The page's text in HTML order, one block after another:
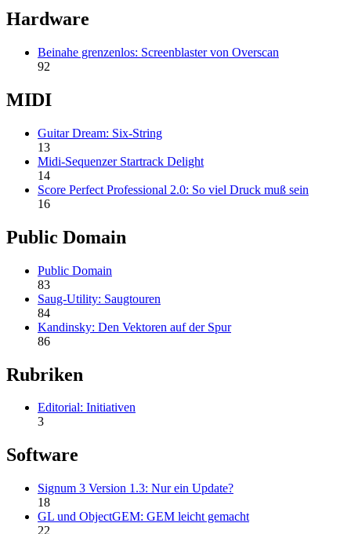
Hardware
Beinahe grenzenlos: Screenblaster von Overscan
92
MIDI
Guitar Dream: Six-String
13
Midi-Sequenzer Startrack Delight
14
Score Perfect Professional 2.0: So viel Druck muß sein
16
Public Domain
Public Domain
83
Saug-Utility: Saugtouren
84
Kandinsky: Den Vektoren auf der Spur
86
Rubriken
Editorial: Initiativen
3
Software
Signum 3 Version 1.3: Nur ein Update?
18
GL und ObjectGEM: GEM leicht gemacht
22